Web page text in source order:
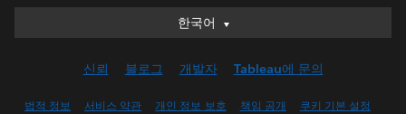
한국어
한국어
English (UK)
신뢰 블로그 개발자 Tableau에 문의
법적 정보 서비스 약관 개인 정보 보호 책임 공개 쿠키 기본 설정